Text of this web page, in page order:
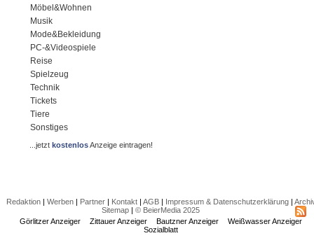
Möbel&Wohnen
Musik
Mode&Bekleidung
PC-&Videospiele
Reise
Spielzeug
Technik
Tickets
Tiere
Sonstiges
...jetztkostenlosAnzeige eintragen!
Redaktion| Werben| Partner| Kontakt| AGB| Impressum & Datenschutzerklärung|
Sitemap| © BeierMedia 2025
Görlitzer Anzeiger
Zittauer Anzeiger Bautzner Anzeiger
Weißwasser Anzeiger
Sozialblatt